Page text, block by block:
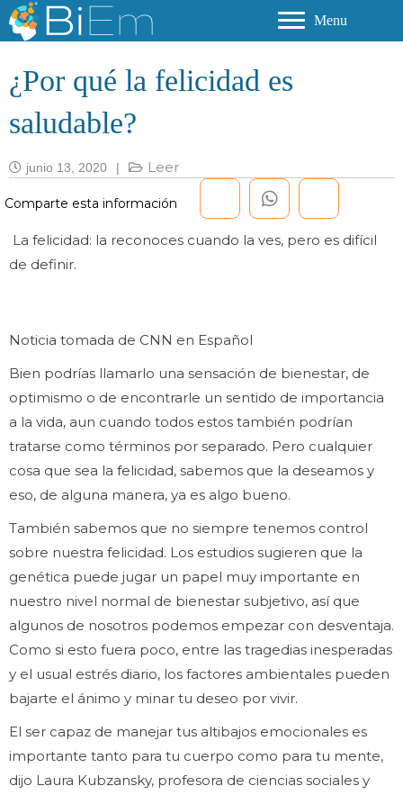
Menu
¿Por qué la felicidad es
saludable?
junio 13, 2020 | Leer
La felicidad: la reconoces cuando la ves, pero es difícil
de definir.
Noticia tomada de CNN en Español
Bien podrías llamarlo una sensación de bienestar, de
optimismo o de encontrarle un sentido de importancia
a la vida, aun cuando todos estos también podrían
tratarse como términos por separado. Pero cualquier
cosa que sea la felicidad, sabemos que la deseamos y
eso, de alguna manera, ya es algo bueno.
También sabemos que no siempre tenemos control
sobre nuestra felicidad. Los estudios sugieren que la
genética puede jugar un papel muy importante en
nuestro nivel normal de bienestar subjetivo, así que
algunos de nosotros podemos empezar con desventaja.
Como si esto fuera poco, entre las tragedias inesperadas
y el usual estrés diario, los factores ambientales pueden
bajarte el ánimo y minar tu deseo por vivir.
El ser capaz de manejar tus altibajos emocionales es
importante tanto para tu cuerpo como para tu mente,
dijo Laura Kubzansky, profesora de ciencias sociales y